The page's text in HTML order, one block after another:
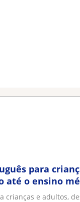
para
até o ensino
crianças e adultos,